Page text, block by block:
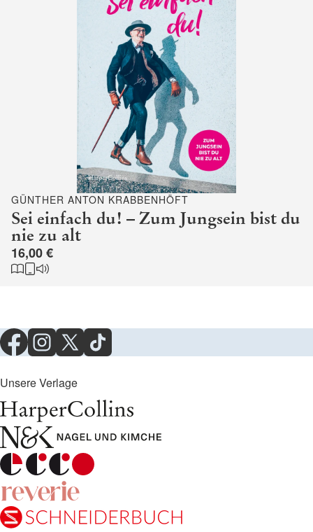
GÜNTHER ANTON KRABBENHÖFT
Sei einfach du! – Zum Jungsein bist du
nie zu alt
16,00 €
Unsere Verlage